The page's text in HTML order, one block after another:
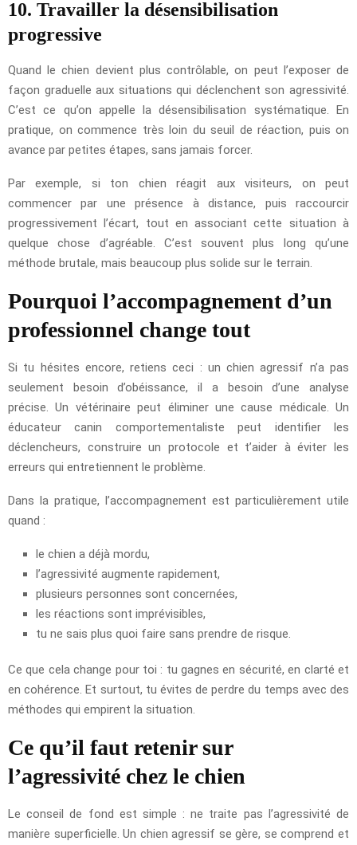
10. Travailler la désensibilisation
progressive
Quand le chien devient plus contrôlable, on peut l’exposer de
façon graduelle aux situations qui déclenchent son agressivité.
C’est ce qu’on appelle la désensibilisation systématique. En
pratique, on commence très loin du seuil de réaction, puis on
avance par petites étapes, sans jamais forcer.
Par exemple, si ton chien réagit aux visiteurs, on peut
commencer par une présence à distance, puis raccourcir
progressivement l’écart, tout en associant cette situation à
quelque chose d’agréable. C’est souvent plus long qu’une
méthode brutale, mais beaucoup plus solide sur le terrain.
Pourquoi l’accompagnement d’un
professionnel change tout
Si tu hésites encore, retiens ceci : un chien agressif n’a pas
seulement besoin d’obéissance, il a besoin d’une analyse
précise. Un vétérinaire peut éliminer une cause médicale. Un
éducateur canin comportementaliste peut identifier les
déclencheurs, construire un protocole et t’aider à éviter les
erreurs qui entretiennent le problème.
Dans la pratique, l’accompagnement est particulièrement utile
quand :
le chien a déjà mordu,
l’agressivité augmente rapidement,
plusieurs personnes sont concernées,
les réactions sont imprévisibles,
tu ne sais plus quoi faire sans prendre de risque.
Ce que cela change pour toi : tu gagnes en sécurité, en clarté et
en cohérence. Et surtout, tu évites de perdre du temps avec des
méthodes qui empirent la situation.
Ce qu’il faut retenir sur
l’agressivité chez le chien
Le conseil de fond est simple : ne traite pas l’agressivité de
manière superficielle. Un chien agressif se gère, se comprend et